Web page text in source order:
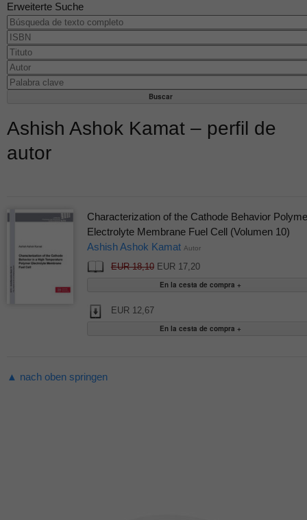
Erweiterte Suche
Ashish Ashok Kamat – perfil de
autor
Characterization of the Cathode Behavior
Electrolyte Membrane Fuel Cell (Volumen 10)
Ashish Ashok Kamat Autor
EUR 18,10EUR 17,20
EUR 12,67
▲ nach oben springen